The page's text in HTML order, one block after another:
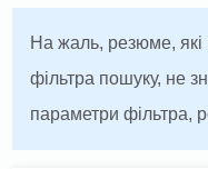
На жаль, резюме, які
фільтра пошуку, не
параметри фільтра,